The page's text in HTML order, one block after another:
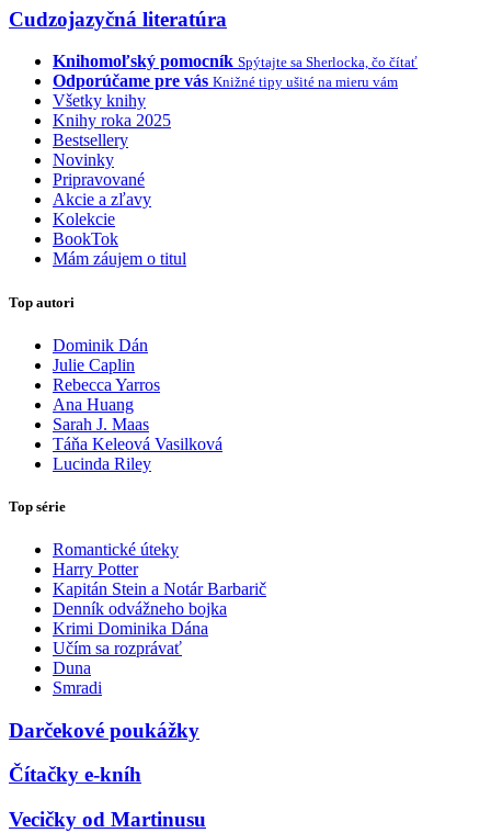
Cudzojazyčná literatúra
Knihomoľský pomocník Spýtajte sa Sherlocka, čo čítať
Odporúčame pre vás Knižné tipy ušité na mieru vám
Všetky knihy
Knihy roka 2025
Bestsellery
Novinky
Pripravované
Akcie a zľavy
Kolekcie
BookTok
Mám záujem o titul
Top autori
Dominik Dán
Julie Caplin
Rebecca Yarros
Ana Huang
Sarah J. Maas
Táňa Keleová Vasilková
Lucinda Riley
Top série
Romantické úteky
Harry Potter
Kapitán Stein a Notár Barbarič
Denník odvážneho bojka
Krimi Dominika Dána
Učím sa rozprávať
Duna
Smradi
Darčekové poukážky
Čítačky e-kníh
Vecičky od Martinusu